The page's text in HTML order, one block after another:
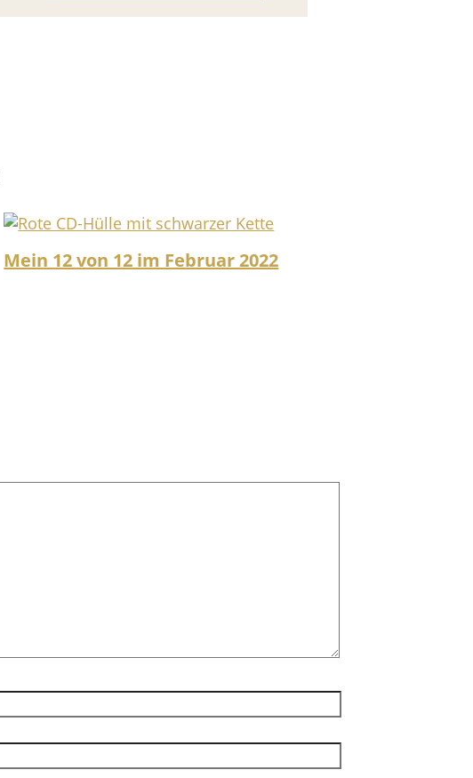
Mein 12 von 12 im Februar 2022